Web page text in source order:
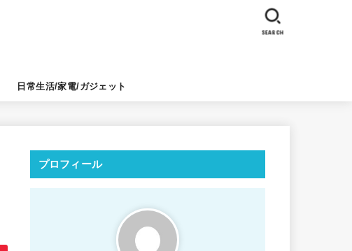
日常生活/家電/ガジェット
SEARCH
プロフィール